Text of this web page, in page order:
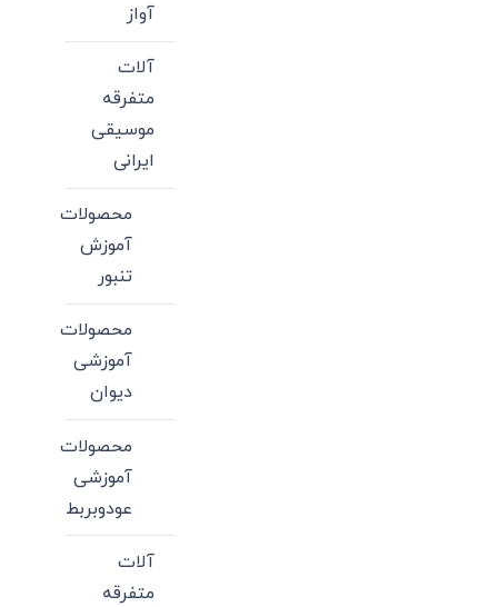
آواز
آلات
متفرقه
موسیقی
ایرانی
محصولات
آموزش
تنبور
محصولات
آموزشی
دیوان
محصولات
آموزشی
عودوبربط
آلات
متفرقه